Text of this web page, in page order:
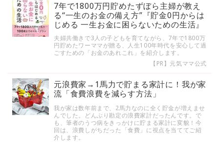
7年で1800万円貯めたずぼら主婦が教え
る“一生のお金の備え方”『貯金0円からは
じめる 一生お金に困らないための生活』
夫婦共働きで3人の子どもを育てながら、7年で1800万
円貯めたワーママが贈る、人生100年時代を安心して過
ごすための「お金のあれこれ」を紹介します。
【PR】元気ママ公式
元浪費家→1馬力で貯まる家計に！我が家
流「食費浪費を減らす方法」
我が家は数年前まで、2馬力なのに全く貯金が増えませ
んでした。どんぶり勘定の浪費家計だったんです。で
も、筆者のうつ病をきっかけに貯まる家計に変貌！今
回は、浪費しがちだった「食費」に視点を当ててご紹
介します。